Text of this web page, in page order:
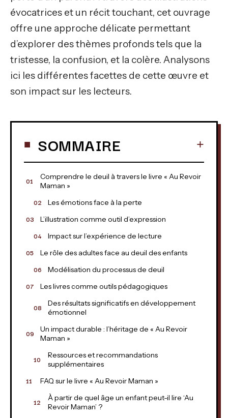
évocatrices et un récit touchant, cet ouvrage
offre une approche délicate permettant
d’explorer des thèmes profonds tels que la
tristesse, la confusion, et la colère. Analysons
ici les différentes facettes de cette œuvre et
son impact sur les lecteurs.
SOMMAIRE
Comprendre le deuil à travers le livre « Au Revoir
Maman »
Les émotions face à la perte
L’illustration comme outil d’expression
Impact sur l’expérience de lecture
Le rôle des adultes face au deuil des enfants
Modélisation du processus de deuil
Les livres comme outils pédagogiques
Des résultats significatifs en développement
émotionnel
Un impact durable : l’héritage de « Au Revoir
Maman »
Ressources et recommandations
supplémentaires
FAQ sur le livre « Au Revoir Maman »
À partir de quel âge un enfant peut-il lire ‘Au
Revoir Maman’ ?